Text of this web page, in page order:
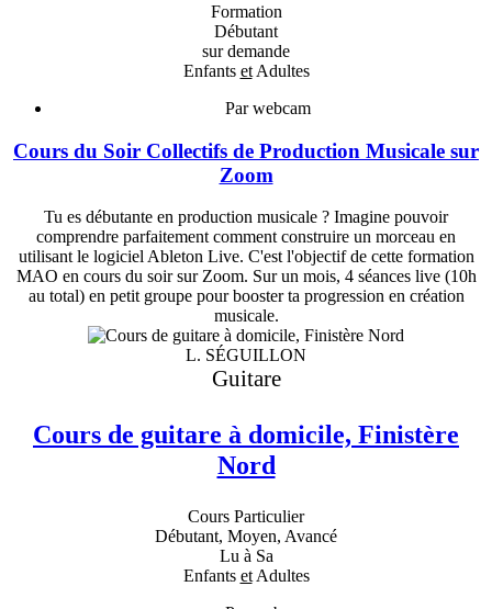
Formation
Débutant
sur demande
Enfants etAdultes
Par webcam
Cours du Soir Collectifs de Production Musicale sur
Zoom
Tu es débutante en production musicale ? Imagine pouvoir
comprendre parfaitement comment construire un morceau en
utilisant le logiciel Ableton Live. C'est l'objectif de cette formation
MAO en cours du soir sur Zoom. Sur un mois, 4 séances live (10h
au total) en petit groupe pour booster ta progression en création
musicale.
L. SÉGUILLON
Guitare
Cours de guitare à domicile, Finistère
Nord
Cours Particulier
Débutant, Moyen, Avancé
Lu à Sa
Enfants etAdultes